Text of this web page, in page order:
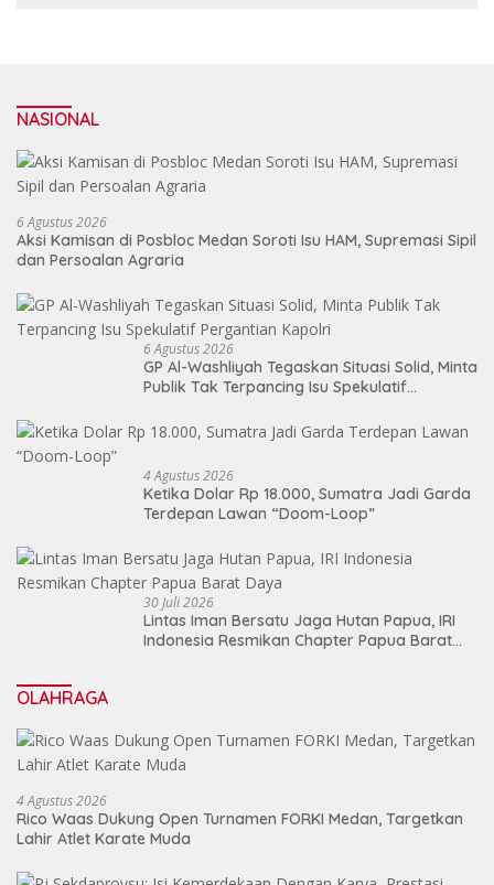
NASIONAL
6 Agustus 2026
Aksi Kamisan di Posbloc Medan Soroti Isu HAM, Supremasi Sipil
dan Persoalan Agraria
6 Agustus 2026
GP Al-Washliyah Tegaskan Situasi Solid, Minta
Publik Tak Terpancing Isu Spekulatif
4 Agustus 2026
Ketika Dolar Rp 18.000, Sumatra Jadi Garda
Terdepan Lawan “Doom-Loop”
30 Juli 2026
Lintas Iman Bersatu Jaga Hutan Papua, IRI
Indonesia Resmikan Chapter Papua Barat
OLAHRAGA
4 Agustus 2026
Rico Waas Dukung Open Turnamen FORKI Medan, Targetkan
Lahir Atlet Karate Muda